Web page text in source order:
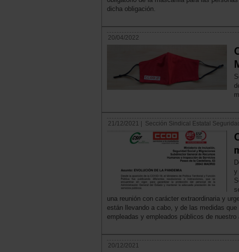
dicha obligación.
20/04/2022
21/12/2021 | Sección Sindical Estatal
y
una reunión con carácter extraordinaria y
están llevando a cabo, y de las medidas
empleadas y empleados públicos de nuestro
20/12/2021